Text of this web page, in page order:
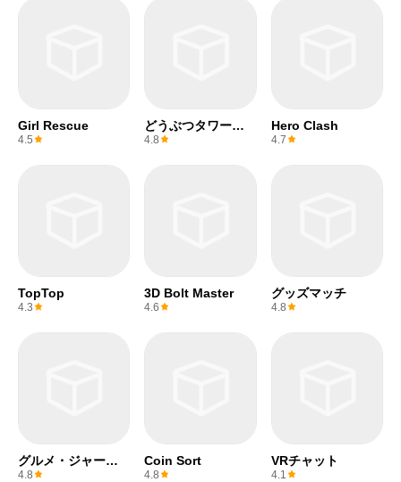
Girl Rescue
4.5
どうぶつタワーバ
トル
4.8
Hero Clash
4.7
TopTop
4.3
3D Bolt Master
4.6
グッズマッチ
4.8
グルメ・ジャーニ
ー
4.8
Coin Sort
4.8
VRチャット
4.1